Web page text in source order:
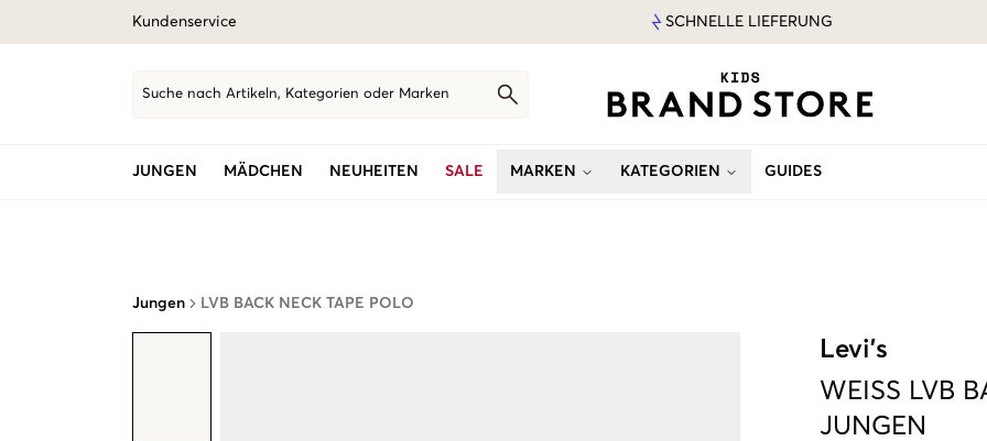
Kundenservice SCHNELLE LIEFERUNG
Suche nach Artikeln, Kategorien oder Marken
JUNGEN MÄDCHEN NEUHEITEN SALE MARKEN KATEGORIEN GUIDES
Jungen LVB BACK NECK TAPE POLO
Levi's
WEISS
LVB
JUNGEN